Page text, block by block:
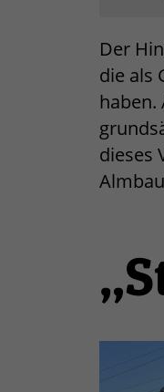
Der
die als
haben.
dieses